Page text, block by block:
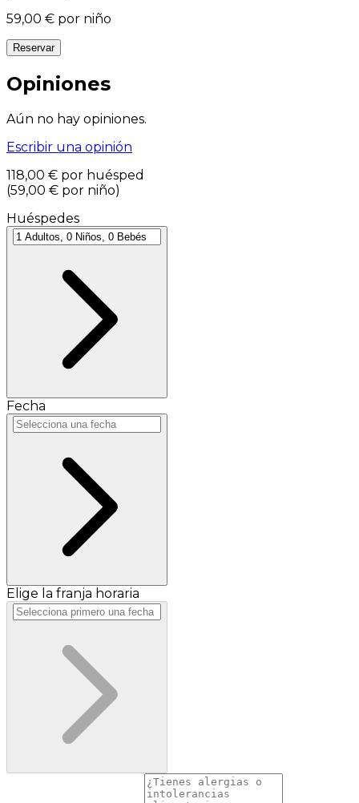
59,00 € por niño
Reservar
Opiniones
Aún no hay opiniones.
Escribir una opinión
118,00 € por huésped
(59,00 € por niño)
Huéspedes
Fecha
Elige la franja horaria